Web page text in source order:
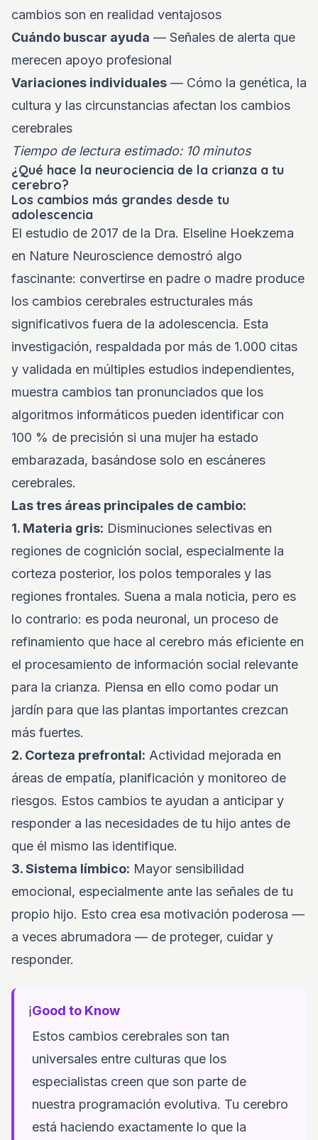
cambios son en realidad ventajosos
Cuándo buscar ayuda — Señales de alerta que
merecen apoyo profesional
Variaciones individuales — Cómo la genética, la
cultura y las circunstancias afectan los cambios
cerebrales
Tiempo de lectura estimado: 10 minutos
¿Qué hace la neurociencia de la crianza a tu
cerebro?
Los cambios más grandes desde tu
adolescencia
El estudio de 2017 de la Dra. Elseline Hoekzema
en Nature Neuroscience demostró algo
fascinante: convertirse en padre o madre produce
los cambios cerebrales estructurales más
significativos fuera de la adolescencia. Esta
investigación, respaldada por más de 1.000 citas
y validada en múltiples estudios independientes,
muestra cambios tan pronunciados que los
algoritmos informáticos pueden identificar con
100 % de precisión si una mujer ha estado
embarazada, basándose solo en escáneres
cerebrales.
Las tres áreas principales de cambio:
1. Materia gris: Disminuciones selectivas en
regiones de cognición social, especialmente la
corteza posterior, los polos temporales y las
regiones frontales. Suena a mala noticia, pero es
lo contrario: es poda neuronal, un proceso de
refinamiento que hace al cerebro más eficiente en
el procesamiento de información social relevante
para la crianza. Piensa en ello como podar un
jardín para que las plantas importantes crezcan
más fuertes.
2. Corteza prefrontal: Actividad mejorada en
áreas de empatía, planificación y monitoreo de
riesgos. Estos cambios te ayudan a anticipar y
responder a las necesidades de tu hijo antes de
que él mismo las identifique.
3. Sistema límbico: Mayor sensibilidad
emocional, especialmente ante las señales de tu
propio hijo. Esto crea esa motivación poderosa —
a veces abrumadora — de proteger, cuidar y
responder.
ℹ️Good to Know
Estos cambios cerebrales son tan
universales entre culturas que los
especialistas creen que son parte de
nuestra programación evolutiva. Tu cerebro
está haciendo exactamente lo que la